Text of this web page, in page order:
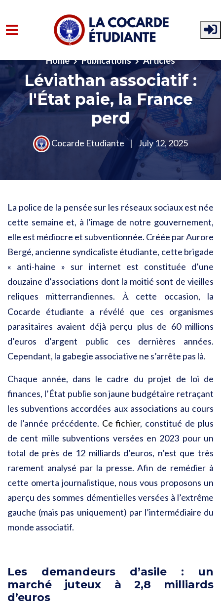
Home Publications Articles
Léviathan associatif :
l'État paie, la France
perd
Cocarde Etudiante | July 12, 2025
La police de la pensée sur les réseaux sociaux est née
cette semaine et, à l’image de notre gouvernement,
elle est médiocre et subventionnée. Créée par Aurore
Bergé, ancienne syndicaliste étudiante, cette brigade
« anti-haine » sur internet est constituée d’une
douzaine d’associations dont la moitié sont de vieilles
reliques mitterrandiennes. À cette occasion, la
Cocarde étudiante a révélé que ces organismes
parasitaires avaient déjà perçu plus de 60 millions
d’euros d’argent public ces dernières années.
Cependant, la gabegie associative ne s’arrête pas là.
Chaque année, dans le cadre du projet de loi de
finances, l’État publie son jaune budgétaire retraçant
les subventions accordées aux associations au cours
de l’année précédente. Ce fichier, constitué de plus
de cent mille subventions versées en 2023 pour un
total de près de 12 milliards d’euros, n’est que très
rarement analysé par la presse. Afin de remédier à
cette omerta journalistique, nous vous proposons un
aperçu des sommes démentielles versées à l’extrême
gauche (mais pas uniquement) par l’intermédiaire du
monde associatif.
Les demandeurs d’asile : un
marché juteux à 2,8 milliards
d’euros